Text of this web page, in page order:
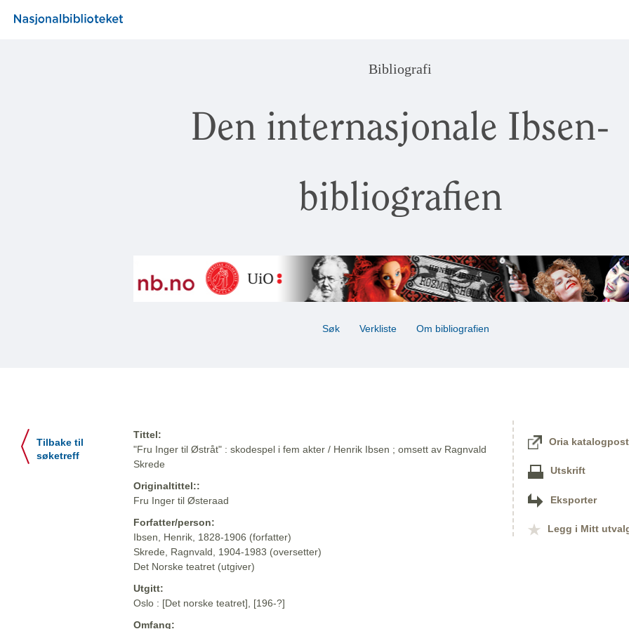
Bibliografi
Den internasjonale Ibsen-
bibliografien
Søk Verkliste Om bibliografien
Tilbake til
søketreff
Tittel:
"Fru Inger til Østråt" : skodespel i fem akter / Henrik Ibsen ; omsett av Ragnvald
Skrede
Originaltittel::
Fru Inger til Østeraad
Forfatter/person:
Ibsen, Henrik, 1828-1906 (forfatter)
Skrede, Ragnvald, 1904-1983 (oversetter)
Det Norske teatret (utgiver)
Utgitt:
Oslo : [Det norske teatret], [196-?]
Omfang:
Oria katalogpost
Utskrift
Eksporter
Legg i Mitt